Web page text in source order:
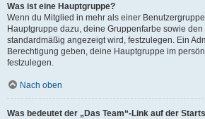
Was ist eine Hauptgruppe?
Wenn du Mitglied in mehr als einer
Hauptgruppe dazu, deine Gruppenfarbe sowie
standardmäßig angezeigt wird, festzulegen. Ein
Berechtigung geben, deine Hauptgruppe im
festzulegen.
Nach oben
Was bedeutet der „Das Team“-Link auf der